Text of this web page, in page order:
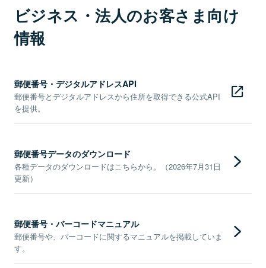
ビジネス・法人のお客さま向け
情報
郵便番号・デジタルアドレスAPI
郵便番号とデジタルアドレスから住所を取得できる公式API
を提供。
郵便番号データのダウンロード
各種データのダウンロードはこちらから。（2026年7月31日
更新）
郵便番号・バーコードマニュアル
郵便番号や、バーコードに関するマニュアルを掲載していま
す。